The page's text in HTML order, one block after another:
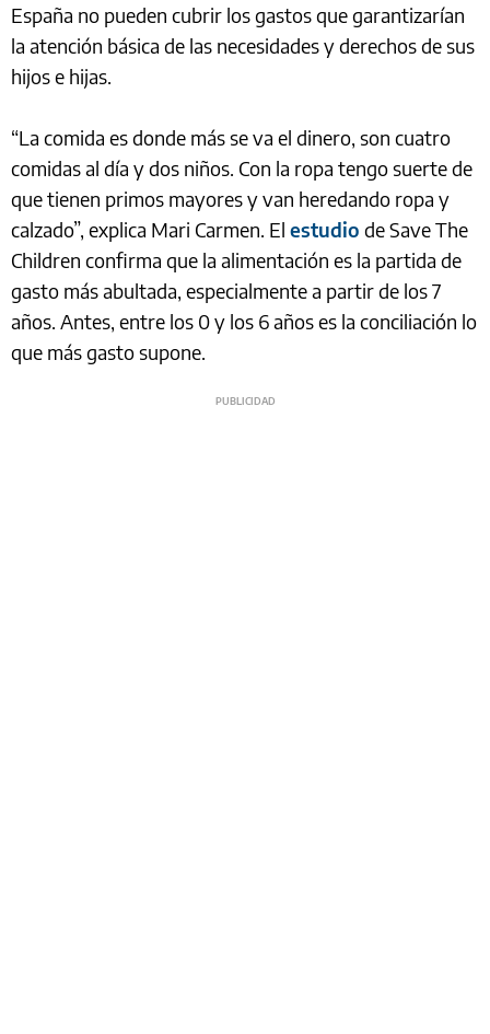
España no pueden cubrir los gastos que garantizarían
la atención básica de las necesidades y derechos de sus
hijos e hijas.
“La comida es donde más se va el dinero, son cuatro
comidas al día y dos niños. Con la ropa tengo suerte de
que tienen primos mayores y van heredando ropa y
calzado”, explica Mari Carmen. El estudio de Save The
Children confirma que la alimentación es la partida de
gasto más abultada, especialmente a partir de los 7
años. Antes, entre los 0 y los 6 años es la conciliación lo
que más gasto supone.